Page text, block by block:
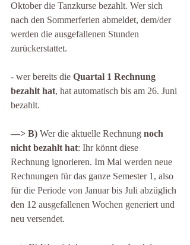
Oktober die Tanzkurse bezahlt. Wer sich
nach den Sommerferien abmeldet, dem/der
werden die ausgefallenen Stunden
zurückerstattet.
- wer bereits die Quartal 1 Rechnung
bezahlt hat, hat automatisch bis am 26. Juni
bezahlt.
—> B) Wer die aktuelle Rechnung noch
nicht bezahlt hat: Ihr könnt diese
Rechnung ignorieren. Im Mai werden neue
Rechnungen für das ganze Semester 1, also
für die Periode von Januar bis Juli abzüglich
den 12 ausgefallenen Wochen generiert und
neu versendet.